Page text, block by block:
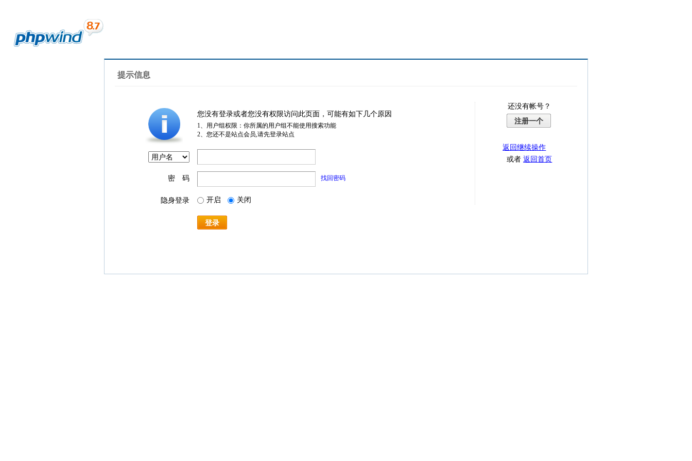
提示信息
您没有登录或者您没有权限访问此页面，可能有如下几个原因
1、用户组权限：你所属的用户组不能使用搜索功能
2、您还不是站点会员,请先登录站点
密 码 找回密码
隐身登录 开启 关闭
登录
还没有帐号？
注册一个
返回继续操作
或者返回首页